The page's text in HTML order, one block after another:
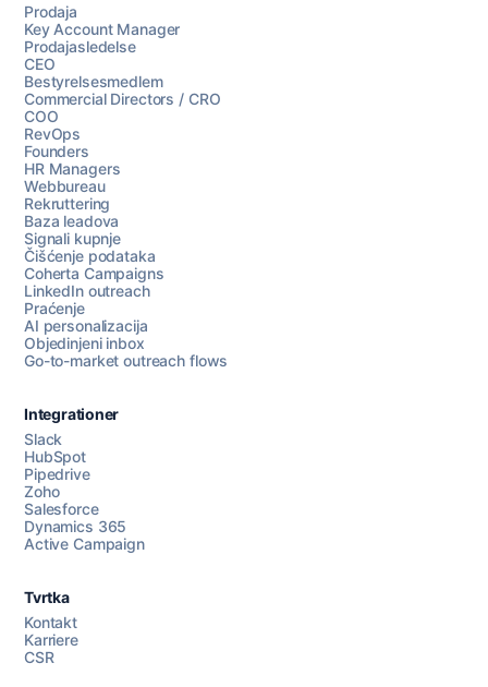
Razgovarajte s nama
Prodaja
Key Account Manager
Prodajasledelse
CEO
Bestyrelsesmedlem
Commercial Directors / CRO
COO
RevOps
Founders
HR Managers
Webbureau
Rekruttering
Baza leadova
Signali kupnje
Čišćenje podataka
Coherta Campaigns
LinkedIn outreach
Praćenje
AI personalizacija
Objedinjeni inbox
Go-to-market outreach flows
Integrationer
Slack
HubSpot
Pipedrive
Zoho
Salesforce
Dynamics 365
Active Campaign
Tvrtka
Kontakt
Karriere
CSR